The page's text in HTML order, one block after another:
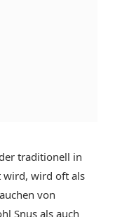
traditionell in
wird, wird oft als
von
Snus als auch